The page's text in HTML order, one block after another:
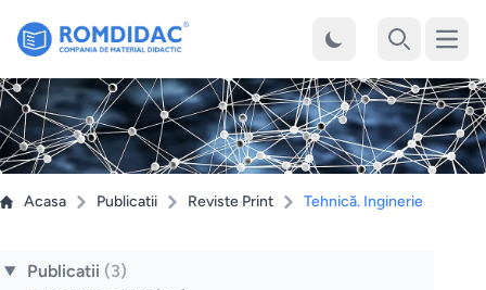
Acasa Publicatii Reviste Print Tehnică. Inginerie
Publicatii (3)